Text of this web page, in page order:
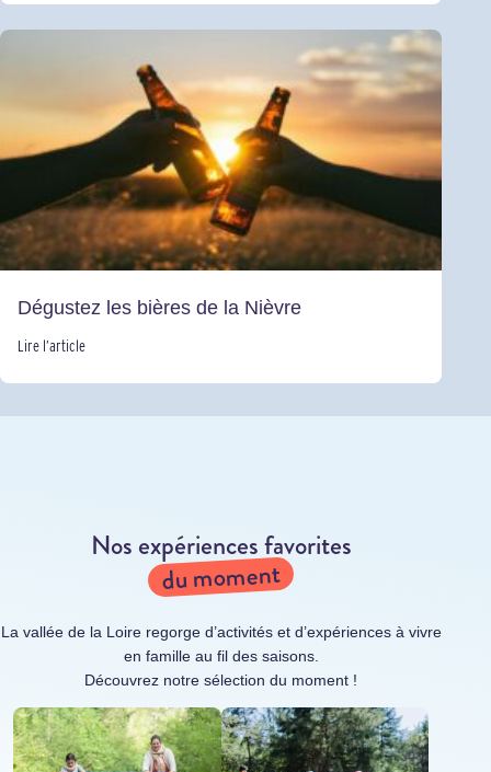
Dégustez les bières de la Nièvre
Lire l’article
Nos expériences favorites
du moment
La vallée de la Loire regorge d’activités et d’expériences à vivre
en famille au fil des saisons.
Découvrez notre sélection du moment !